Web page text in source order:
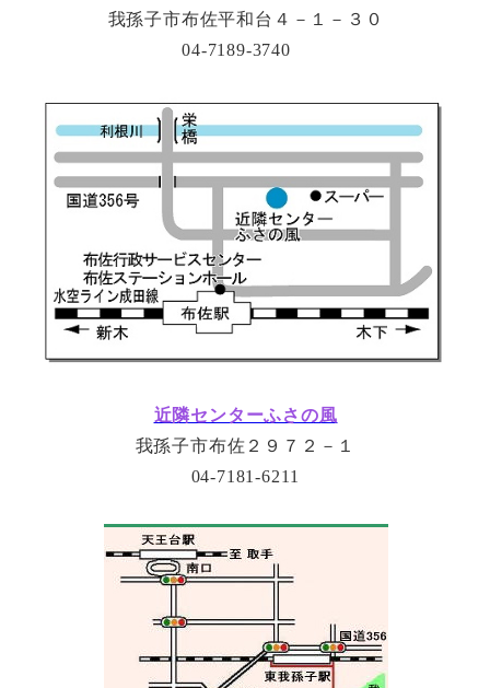
我孫子市布佐平和台４－１－３０
04-7189-3740
近隣センターふさの風
我孫子市布佐２９７２－１
04-7181-6211